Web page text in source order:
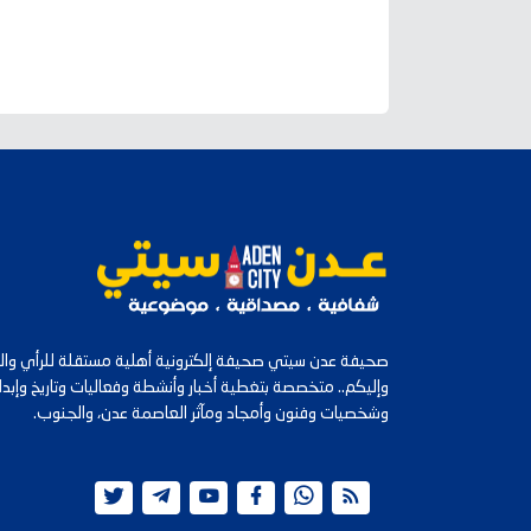
صحيفة عدن سيتي صحيفة إلكترونية أهلية مستقلة للرأي
وإليكم.. متخصصة بتغطية أخبار وأنشطة وفعاليات وتاريخ
وشخصيات وفنون وأمجاد ومآثر العاصمة عدن، والجنوب.